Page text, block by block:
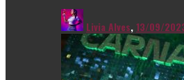
Livia Alves,13/09/